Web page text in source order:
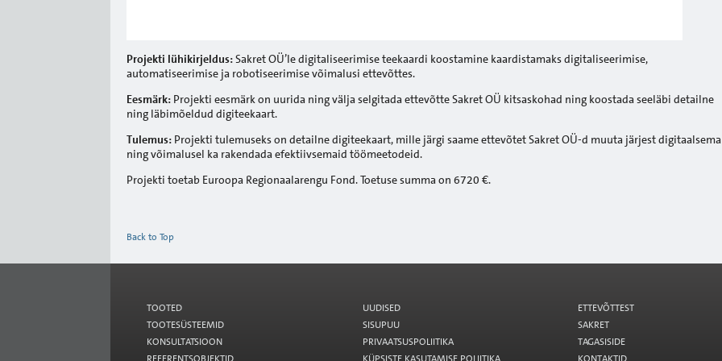
Projekti lühikirjeldus:Sakret OÜ’le digitaliseerimise teekaardi koostamine kaardistamaks digitaliseerimise,
automatiseerimise ja robotiseerimise võimalusi ettevõttes.
Eesmärk: Projekti eesmärk on uurida ning välja selgitada ettevõtte Sakret OÜ kitsaskohad ning koostada seeläbi detailne
ning läbimõeldud digiteekaart.
Tulemus: Projekti tulemuseks on detailne digiteekaart, mille järgi saame ettevõtet Sakret OÜ-d muuta järjest
ning võimalusel ka rakendada efektiivsemaid töömeetodeid.
Projekti toetab Euroopa Regionaalarengu Fond. Toetuse summa on 6720 €.
Back to Top
TOOTED
TOOTESÜSTEEMID
KONSULTATSIOON
UUDISED
SISUPUU
PRIVAATSUSPOLIITIKA
ETTEVÕTTEST
SAKRET
TAGASISIDE